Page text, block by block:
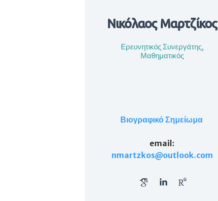
Νικόλαος Μαρτζίκος
Ερευνητικός Συνεργάτης,
Μαθηματικός
Βιογραφικό Σημείωμα
email:
nmartzkos@outlook.com